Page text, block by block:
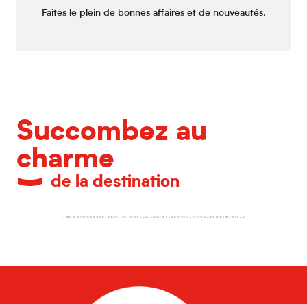
Faites le plein de bonnes affaires et de nouveautés.
Succombez au
charme
de la destination
Expositions à Lille et dans la Métropole